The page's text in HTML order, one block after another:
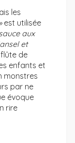
les
est utilisée
aux
et
de
enfants et
monstres
par ne
évoque
rire